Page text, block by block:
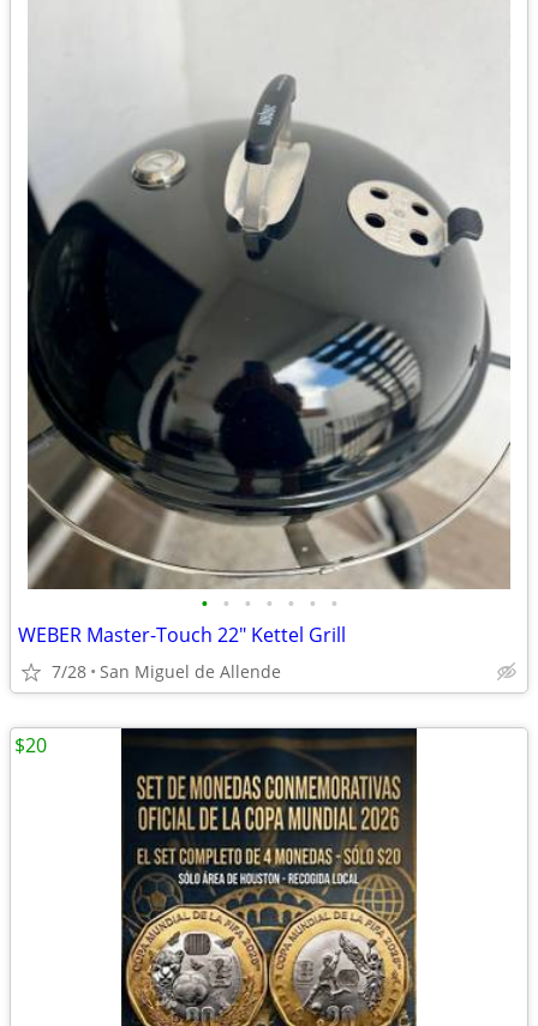
• • • • • • •
WEBER Master-Touch 22" Kettel Grill
7/28 San Miguel de Allende
$20